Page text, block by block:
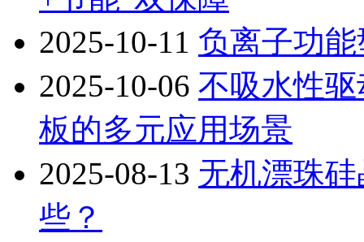
2025-10-11 负离子功
2025-10-06 不吸水性
板的多元应用场景
2025-08-13 无机漂珠
些？